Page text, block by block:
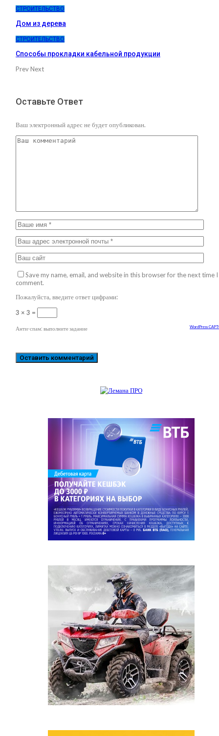
СТРОИТЕЛЬСТВО
Дом из дерева
СТРОИТЕЛЬСТВО
Способы прокладки кабельной продукции
PrevNext
Оставьте Ответ
Ваш электронный адрес не будет опубликован.
Save my name, email, and website in this browser for the next time I
comment.
Пожалуйста, введите ответ цифрами:
3 × 3 =
Анти-спам: выполните задание WordPress